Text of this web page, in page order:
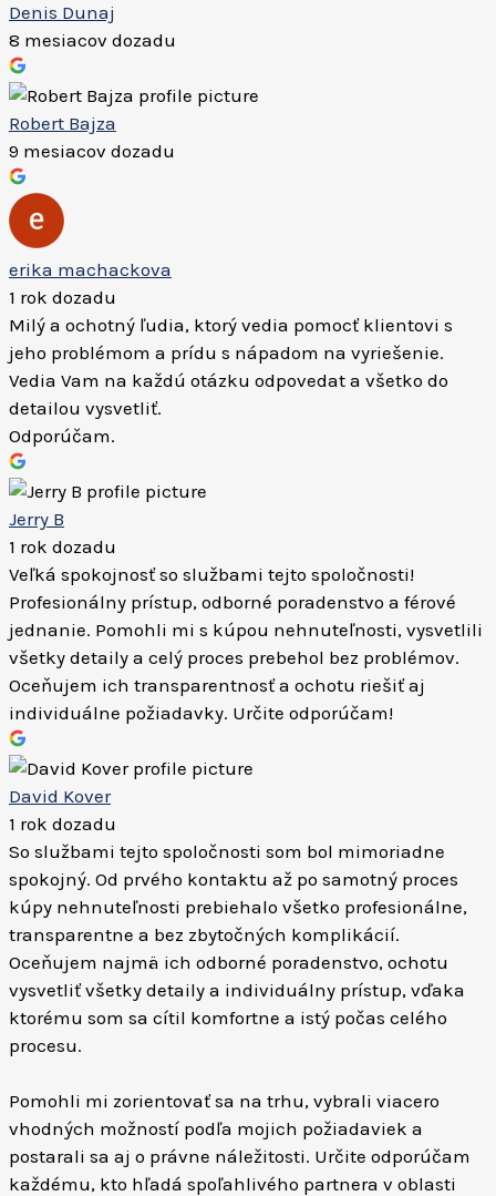
Denis Dunaj
8 mesiacov dozadu
Robert Bajza
9 mesiacov dozadu
erika machackova
1 rok dozadu
Milý a ochotný ľudia, ktorý vedia pomocť klientovi s
jeho problémom a prídu s nápadom na vyriešenie.
Vedia Vam na každú otázku odpovedat a všetko do
detailou vysvetliť.
Odporúčam.
Jerry B
1 rok dozadu
Veľká spokojnosť so službami tejto spoločnosti!
Profesionálny prístup, odborné poradenstvo a férové
jednanie. Pomohli mi s kúpou nehnuteľnosti, vysvetlili
všetky detaily a celý proces prebehol bez problémov.
Oceňujem ich transparentnosť a ochotu riešiť aj
individuálne požiadavky. Určite odporúčam!
David Kover
1 rok dozadu
So službami tejto spoločnosti som bol mimoriadne
spokojný. Od prvého kontaktu až po samotný proces
kúpy nehnuteľnosti prebiehalo všetko profesionálne,
transparentne a bez zbytočných komplikácií.
Oceňujem najmä ich odborné poradenstvo, ochotu
vysvetliť všetky detaily a individuálny prístup, vďaka
ktorému som sa cítil komfortne a istý počas celého
procesu.
Pomohli mi zorientovať sa na trhu, vybrali viacero
vhodných možností podľa mojich požiadaviek a
postarali sa aj o právne náležitosti. Určite odporúčam
každému, kto hľadá spoľahlivého partnera v oblasti